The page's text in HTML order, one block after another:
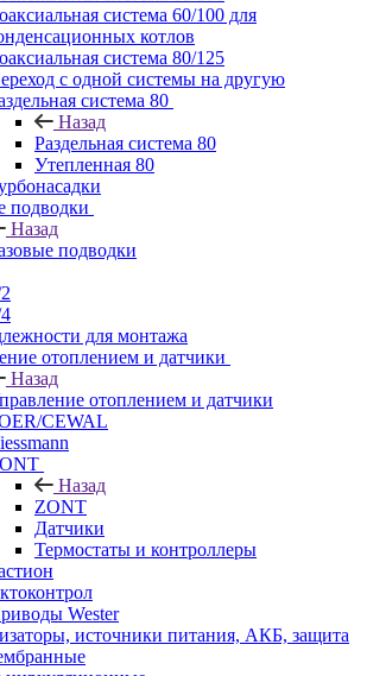
система 60/100 для
котлов
система 80/125
с одной системы на другую
система 80
Назад
Раздельная система 80
Утепленная 80
подводки
Назад
подводки
для монтажа
отоплением и датчики
Назад
отоплением и датчики
CEWAL
Назад
ZONT
Датчики
Термостаты и контроллеры
Wester
источники питания, АКБ, защита